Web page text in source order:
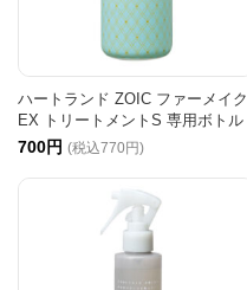
ハートランド ZOIC ファーメイク
EX トリートメントS 専用ボトル
700円 (税込770円)